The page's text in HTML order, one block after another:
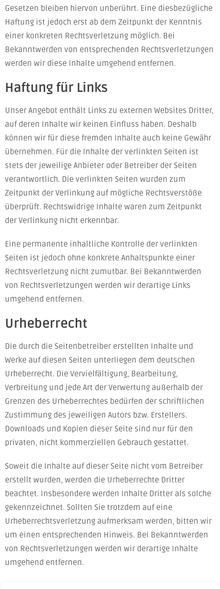
Gesetzen bleiben hiervon unberührt. Eine diesbezügliche
Haftung ist jedoch erst ab dem Zeitpunkt der Kenntnis
einer konkreten Rechtsverletzung möglich. Bei
Bekanntwerden von entsprechenden Rechtsverletzungen
werden wir diese Inhalte umgehend entfernen.
Haftung für Links
Unser Angebot enthält Links zu externen Websites Dritter,
auf deren Inhalte wir keinen Einfluss haben. Deshalb
können wir für diese fremden Inhalte auch keine Gewähr
übernehmen. Für die Inhalte der verlinkten Seiten ist
stets der jeweilige Anbieter oder Betreiber der Seiten
verantwortlich. Die verlinkten Seiten wurden zum
Zeitpunkt der Verlinkung auf mögliche Rechtsverstöße
überprüft. Rechtswidrige Inhalte waren zum Zeitpunkt
der Verlinkung nicht erkennbar.
Eine permanente inhaltliche Kontrolle der verlinkten
Seiten ist jedoch ohne konkrete Anhaltspunkte einer
Rechtsverletzung nicht zumutbar. Bei Bekanntwerden
von Rechtsverletzungen werden wir derartige Links
umgehend entfernen.
Urheberrecht
Die durch die Seitenbetreiber erstellten Inhalte und
Werke auf diesen Seiten unterliegen dem deutschen
Urheberrecht. Die Vervielfältigung, Bearbeitung,
Verbreitung und jede Art der Verwertung außerhalb der
Grenzen des Urheberrechtes bedürfen der schriftlichen
Zustimmung des jeweiligen Autors bzw. Erstellers.
Downloads und Kopien dieser Seite sind nur für den
privaten, nicht kommerziellen Gebrauch gestattet.
Soweit die Inhalte auf dieser Seite nicht vom Betreiber
erstellt wurden, werden die Urheberrechte Dritter
beachtet. Insbesondere werden Inhalte Dritter als solche
gekennzeichnet. Sollten Sie trotzdem auf eine
Urheberrechtsverletzung aufmerksam werden, bitten wir
um einen entsprechenden Hinweis. Bei Bekanntwerden
von Rechtsverletzungen werden wir derartige Inhalte
umgehend entfernen.